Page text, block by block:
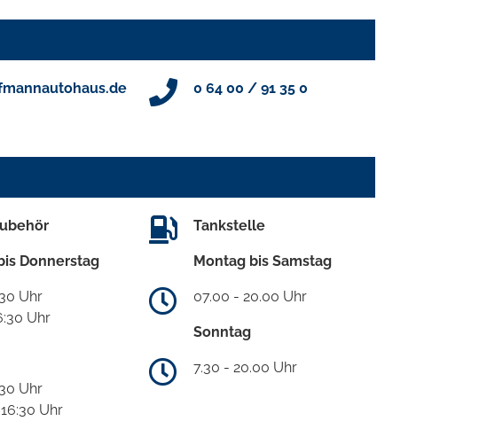
0 64 00 / 91 35 0
Donnerstag
Uhr
Uhr
Uhr
Uhr
Tankstelle
Montag bis Samstag
07.00 - 20.00 Uhr
Sonntag
7.30 - 20.00 Uhr